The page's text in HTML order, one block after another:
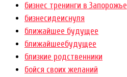
бизнес тренинги в Запорожье
бизнесидеиснуля
ближайшее будущее
ближайшеебудущее
близкие родственники
бойся своих желаний